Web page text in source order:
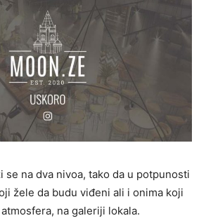
se na dva nivoa, tako da u potpunosti
žele da budu viđeni ali i onima koji
na galeriji lokala.